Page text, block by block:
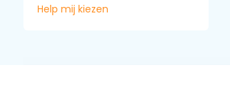
Help mij kiezen